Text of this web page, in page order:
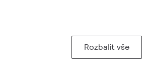
Rozbalit vše